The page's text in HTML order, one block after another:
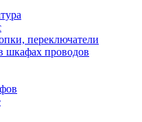
переключатели
шкафах проводов